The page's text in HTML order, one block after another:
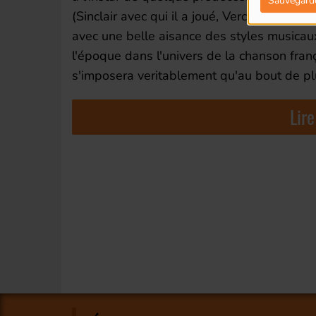
(Sinclair avec qui il a joué, Vercoquin
avec une belle aisance des styles
l'époque dans l'univers de la chanson
s'imposera veritablement qu'au bout de